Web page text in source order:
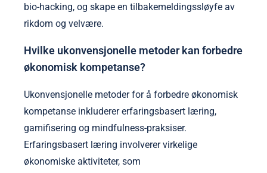
bio-hacking, og skape en tilbakemeldingssløyfe av
rikdom og velvære.
Hvilke ukonvensjonelle metoder kan forbedre
økonomisk kompetanse?
Ukonvensjonelle metoder for å forbedre økonomisk
kompetanse inkluderer erfaringsbasert læring,
gamifisering og mindfulness-praksiser.
Erfaringsbasert læring involverer virkelige
økonomiske aktiviteter, som